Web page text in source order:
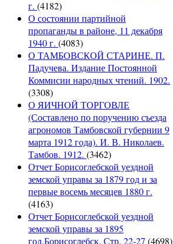
г. (4182)
О состоянии партийной
пропаганды в районе, 11 декабря
1940 г. (4083)
О ТАМБОВСКОЙ СТАРИНЕ. П.
Падучева. Издание Постоянной
Коммисии народных чтений. 1902.
(3308)
О ЯИЧНОЙ ТОРГОВЛЕ
(Составлено по поручению съезда
агрономов Тамбовской губернии 9
марта 1912 года). И. В. Николаев.
Тамбов. 1912. (3462)
Отчет Борисоглебской уездной
земской управы за 1879 год и за
первые восемь месяцев 1880 г.
(4163)
Отчет Борисоглебской уездной
земской управы за 1895
год.Борисоглебск. Стр. 22-27 (4698)